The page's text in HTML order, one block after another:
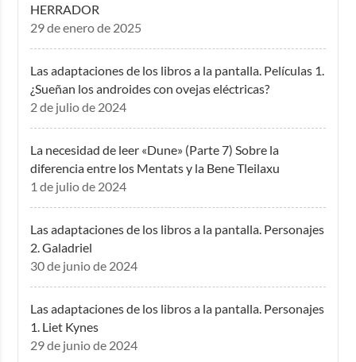
HERRADOR
29 de enero de 2025
Las adaptaciones de los libros a la pantalla. Películas 1.
¿Sueñan los androides con ovejas eléctricas?
2 de julio de 2024
La necesidad de leer «Dune» (Parte 7) Sobre la
diferencia entre los Mentats y la Bene Tleilaxu
1 de julio de 2024
Las adaptaciones de los libros a la pantalla. Personajes
2. Galadriel
30 de junio de 2024
Las adaptaciones de los libros a la pantalla. Personajes
1. Liet Kynes
29 de junio de 2024